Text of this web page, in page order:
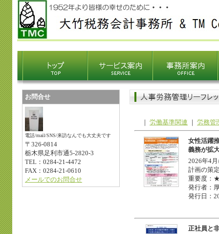
｜ 労働基準関連 ｜ 労務管
女性活躍
義務が拡
2026年4
計画の策
重要度
発行者：
発行日：
正社員と
お問合せ
電話/mail/SNS/来訪なんでも大丈夫です
〒326-0814
栃木県足利市通5-2820-3
TEL：0284-21-4472
FAX：0284-21-0610
メールでのお問合せ